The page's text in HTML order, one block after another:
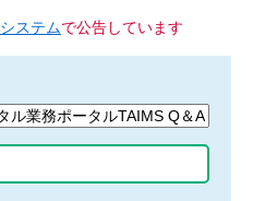
ステムで公告しています